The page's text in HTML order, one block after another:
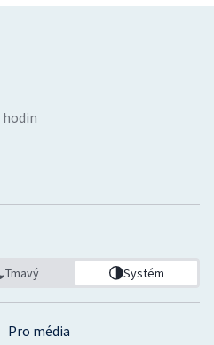
Pro média
hodin
Tmavý Systém